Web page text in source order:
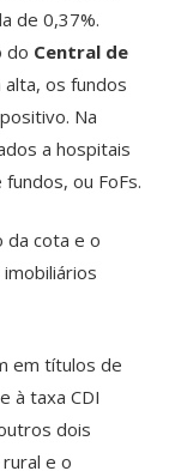
de 0,37%.
do Central de
alta, os fundos
Na
a hospitais
ou FoFs.
da cota e o
em títulos de
à taxa CDI
dois
e o